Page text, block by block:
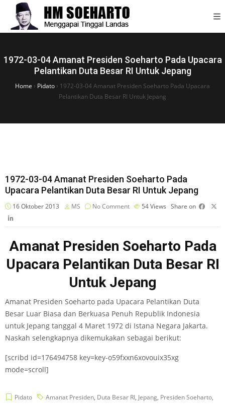
1972-03-04 Amanat Presiden Soeharto Pada Upacara
Pelantikan Duta Besar RI Untuk Jepang
Home › Pidato › 1972-03-04 Amanat Presiden Soeharto Pada Upacara
Pelantikan Duta Besar RI Untuk Jepang
1972-03-04 Amanat Presiden Soeharto Pada
Upacara Pelantikan Duta Besar RI Untuk Jepang
16 Oktober 2013 MS No Comment 54Views Share on
Amanat Presiden Soeharto Pada
Upacara Pelantikan Duta Besar RI
Untuk Jepang
Amanat Presiden Soeharto pada Upacara Pelantikan Duta
Besar Luar Biasa dan Berkuasa Penuh Republik Indonesia
untuk Jepang tanggal 4 Maret 1972 di Istana Negara Jakarta.
Naskah selengkapnya dikemukakan sebagai berikut:
[scribd id=176494758 key=key-o59fxxn6xovouix35xg
mode=scroll]
Pidato Amanat Presiden, Duta Besar RI, Jepang, Presiden Soeharto,